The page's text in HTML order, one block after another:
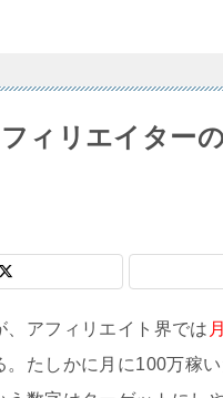
ィリエイター
アフィリエイト界では
。たしかに月に100万稼